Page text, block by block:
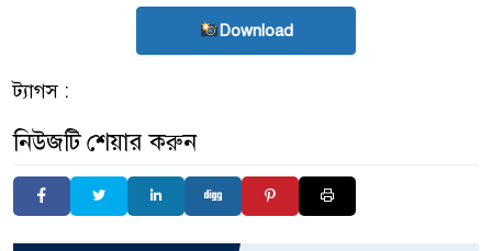
Download
ট্যাগস :
নিউজটি শেয়ার করুন